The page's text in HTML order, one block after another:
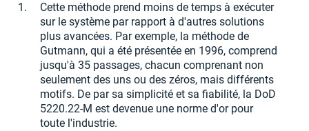
Cette méthode prend moins de temps à exécuter
sur le système par rapport à d'autres solutions
plus avancées. Par exemple, la méthode de
Gutmann, qui a été présentée en 1996, comprend
jusqu'à 35 passages, chacun comprenant non
seulement des uns ou des zéros, mais différents
motifs. De par sa simplicité et sa fiabilité, la DoD
5220.22-M est devenue une norme d'or pour
toute l'industrie.